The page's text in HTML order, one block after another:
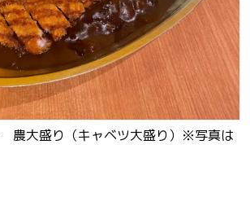
農大盛り（キャベツ大盛り）※写真は